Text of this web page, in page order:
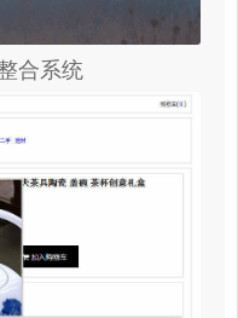
合系统